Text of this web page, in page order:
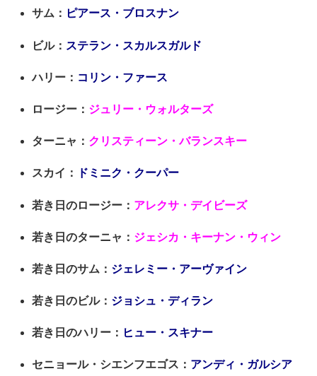
サム： ピアース・ブロスナン
ビル： ステラン・スカルスガルド
ハリー： コリン・ファース
ロージー： ジュリー・ウォルターズ
ターニャ： クリスティーン・バランスキー
スカイ： ドミニク・クーパー
若き日のロージー： アレクサ・デイビーズ
若き日のターニャ： ジェシカ・キーナン・ウィン
若き日のサム： ジェレミー・アーヴァイン
若き日のビル： ジョシュ・ディラン
若き日のハリー： ヒュー・スキナー
セニョール・シエンフエゴス： アンディ・ガルシア